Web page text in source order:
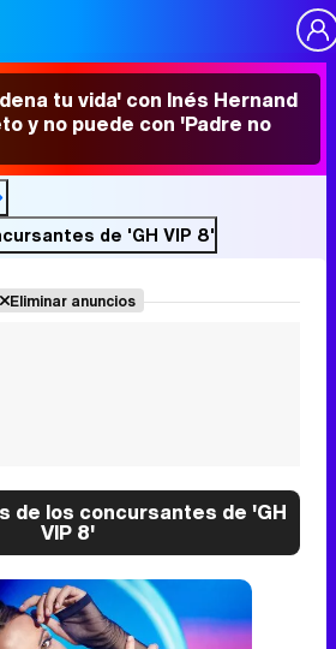
tu vida' con Inés Hernand
y no puede con 'Padre no
de 'GH VIP 8'
Eliminar anuncios
de los concursantes de 'GH
VIP 8'